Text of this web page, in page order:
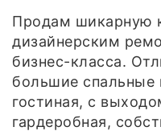
Продам шикарную
дизайнерским
бизнес-класса.
большие спальные
гостиная, с
гардеробная,